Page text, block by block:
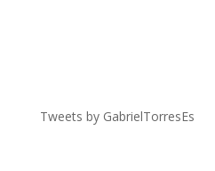
Tweets by GabrielTorresEs